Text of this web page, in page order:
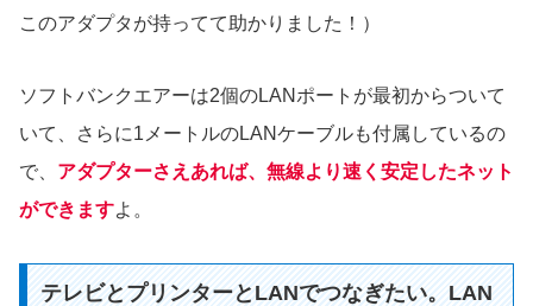
このアダプタが持ってて助かりました！）
ソフトバンクエアーは2個のLANポートが最初からついて
いて、さらに1メートルのLANケーブルも付属しているの
で、 アダプターさえあれば、無線より速く安定したネット
ができますよ。
テレビとプリンターとLANでつなぎたい。LAN